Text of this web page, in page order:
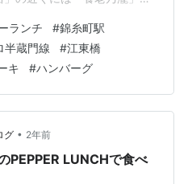
ガー」「とんかつ すみ田」
ランチ #錦糸町駅
半蔵門線 #江東橋
キ #ハンバーグ
グ • 2年前
PEPPER LUNCHで食べ